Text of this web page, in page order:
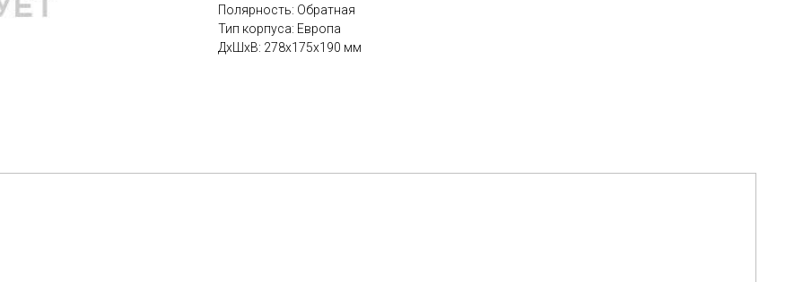
Полярность: Обратная
Тип корпуса: Европа
ДxШxВ: 278x175x190 мм